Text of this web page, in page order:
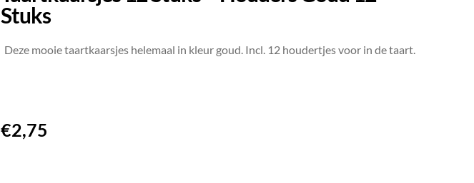
Stuks
Deze mooie taartkaarsjes helemaal in kleur goud. Incl. 12 houdertjes voor in de taart.
€2,75